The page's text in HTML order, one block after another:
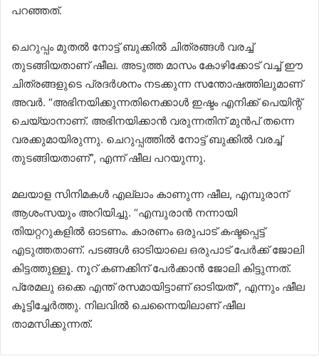
പറഞ്ഞത്.
ചെറുപ്പം മുതൽ നോട്ട് ബുക്കിൽ ചിത്രങ്ങൾ വരച്ച്
തുടങ്ങിയതാണ് ഷീല. അടുത്ത മാസം കോഴിക്കോട് വച്ച് ഈ
ചിത്രങ്ങളുടെ പ്രദർശനം നടക്കുന്ന സന്തോഷത്തിലുമാണ്
അവർ. “അഭിനയിക്കുന്നതിനെക്കാൾ ഇഷ്ടം എനിക്ക് പെയിന്റ്
ചെയ്യാനാണ്. അഭിനയിക്കാൻ വരുന്നതിന് മുൻപ് തന്നെ
വരക്കുമായിരുന്നു. ചെറുപ്പത്തിൽ നോട്ട് ബുക്കിൽ വരച്ച്
തുടങ്ങിയതാണ്”, എന്ന് ഷീല പറയുന്നു.
മലയാള സിനിമകൾ എല്ലാം കാണുന്ന ഷീല, എമ്പുരാന്
ആശംസയും അറിയിച്ചു. “എമ്പുരാൻ നന്നായി
തിയറ്ററുകളിൽ ഓടണം. കാരണം ഒരുപാട് കഷ്ടപ്പെട്ട്
എടുത്തതാണ്. പടങ്ങൾ ഓടിയാലെ ഒരുപാട് പേർക്ക് ജോലി
കിട്ടത്തുള്ളൂ. നൂറ് കണക്കിന് പേർക്കാൻ ജോലി കിട്ടുന്നത്.
പ്രേമലു ഒക്കെ എന്ത് രസമായിട്ടാണ് ഓടിയത്”, എന്നും ഷീല
കൂട്ടിച്ചേർത്തു. നിലവില്‍ ചെന്നൈയിലാണ് ഷീല
താമസിക്കുന്നത്.